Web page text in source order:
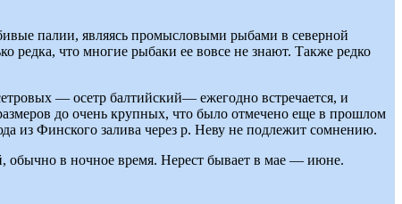
палии, являясь промысловыми рыбами в северной
редка, что многие рыбаки ее вовсе не знают. Также редко
— осетр балтийский— ежегодно встречается, и
до очень крупных, что было отмечено еще в прошлом
из Финского залива через р. Неву не подлежит сомнению.
обычно в ночное время. Нерест бывает в мае — июне.